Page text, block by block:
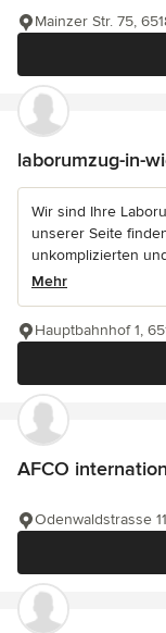
Mainzer Str. 75,
laborumzug-in-
Wir sind Ihre
unserer Seite
unkomplizierten
Mehr
Hauptbahnhof 1,
AFCO
Odenwaldstrasse